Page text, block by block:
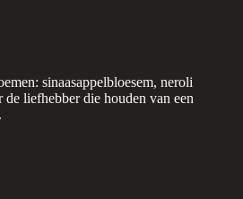
sinaasappelbloesem, neroli
liefhebber die houden van een